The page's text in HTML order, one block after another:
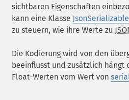
sichtbaren Eigenschaften
kann eine Klasse JsonSerializable
zu steuern, wie ihre Werte zu
Die Kodierung wird von den
beeinflusst und zusätzlich hängt
Float-Werten vom Wert von